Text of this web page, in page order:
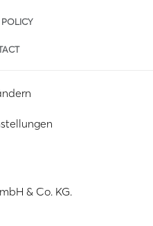
POLICY
& Co. KG.